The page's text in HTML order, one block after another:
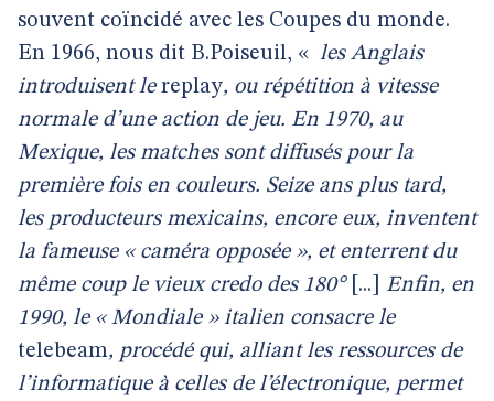
souvent coïncidé avec les Coupes du monde.
En 1966, nous dit B.Poiseuil, « les Anglais
introduisent le replay, ou répétition à vitesse
normale d’une action de jeu. En 1970, au
Mexique, les matches sont diffusés pour la
première fois en couleurs. Seize ans plus tard,
les producteurs mexicains, encore eux, inventent
la fameuse « caméra opposée », et enterrent du
même coup le vieux credo des 180° [...] Enfin, en
1990, le « Mondiale » italien consacre le
telebeam, procédé qui, alliant les ressources de
l’informatique à celles de l’électronique, permet